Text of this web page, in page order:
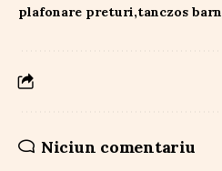
plafonare preturi tanczos
Niciun comentariu